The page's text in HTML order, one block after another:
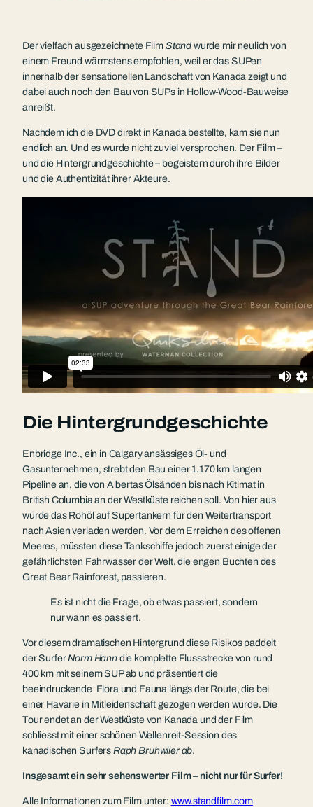
Der vielfach ausgezeichnete Film Stand wurde mir neulich von
einem Freund wärmstens empfohlen, weil er das SUPen
innerhalb der sensationellen Landschaft von Kanada zeigt und
dabei auch noch den Bau von SUPs in Hollow-Wood-Bauweise
anreißt.
Nachdem ich die DVD direkt in Kanada bestellte, kam sie nun
endlich an. Und es wurde nicht zuviel versprochen. Der Film –
und die Hintergrundgeschichte – begeistern durch ihre Bilder
und die Authentizität ihrer Akteure.
Die Hintergrundgeschichte
Enbridge Inc., ein in Calgary ansässiges Öl- und
Gasunternehmen, strebt den Bau einer 1.170 km langen
Pipeline an, die von Albertas Ölsänden bis nach Kitimat in
British Columbia an der Westküste reichen soll. Von hier aus
würde das Rohöl auf Supertankern für den Weitertransport
nach Asien verladen werden. Vor dem Erreichen des offenen
Meeres, müssten diese Tankschiffe jedoch zuerst einige der
gefährlichsten Fahrwasser der Welt, die engen Buchten des
Great Bear Rainforest, passieren.
Es ist nicht die Frage, ob etwas passiert, sondern
nur wann es passiert.
Vor diesem dramatischen Hintergrund diese Risikos paddelt
der SurferNorm Hanndie komplette Flussstrecke von rund
400 km mit seinem SUP ab und präsentiert die
beeindruckende Flora und Fauna längs der Route, die bei
einer Havarie in Mitleidenschaft gezogen werden würde. Die
Tour endet an der Westküste von Kanada und der Film
schliesst mit einer schönen Wellenreit-Session des
kanadischen Surfers Raph Bruhwiler ab.
Insgesamt ein sehr sehenswerter Film – nicht nur für Surfer!
Alle Informationen zum Film unter: www.standfilm.com